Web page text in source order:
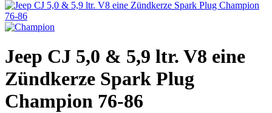
Jeep CJ 5,0 & 5,9 ltr. V8 eine
Zündkerze Spark Plug
Champion 76-86